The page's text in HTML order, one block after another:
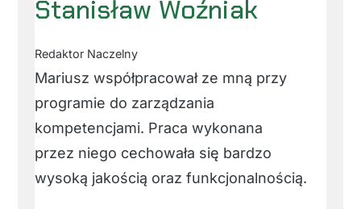
Stanisław Woźniak
Redaktor Naczelny
Mariusz współpracował ze mną przy
programie do zarządzania
kompetencjami. Praca wykonana
przez niego cechowała się bardzo
wysoką jakością oraz funkcjonalnością.